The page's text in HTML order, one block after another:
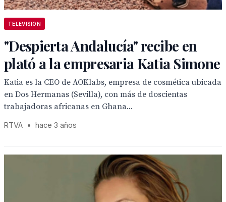
TELEVISION
"Despierta Andalucía" recibe en
plató a la empresaria Katia Simone
Katia es la CEO de AOKlabs, empresa de cosmética ubicada
en Dos Hermanas (Sevilla), con más de doscientas
trabajadoras africanas en Ghana...
RTVA • hace 3 años